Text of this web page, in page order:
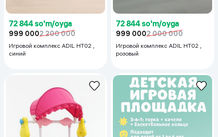
72 844 so'm/oyga
999 0002 200 000
Игровой комплекс ADIL HT02 ,
синий
72 844 so'm/oyga
999 0002 000 000
Игровой комплекс ADIL HT02 ,
розовый